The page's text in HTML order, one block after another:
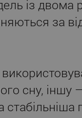
із двома
за
сну, іншу
стабільніша